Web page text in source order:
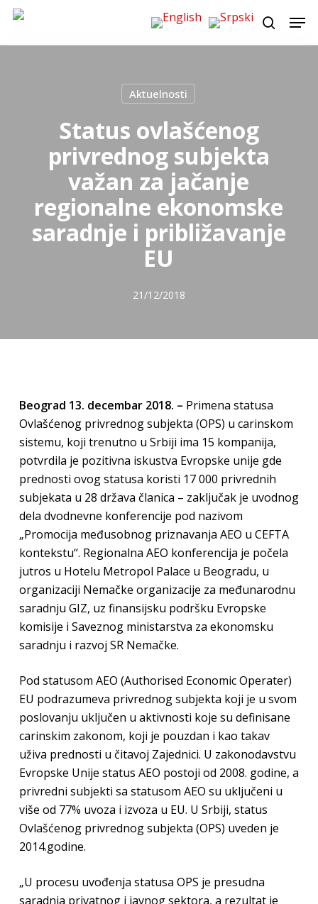
Skip
main
search
Aktuelnosti
Status ovlašćenog
privrednog subjekta
važan za jačanje
regionalne ekonomske
saradnje i približavanje
EU
21/12/2018
Beograd 13. decembar 2018. – Primena statusa
Ovlašćenog privrednog subjekta (OPS) u carinskom
sistemu, koji trenutno u Srbiji ima 15 kompanija,
potvrdila je pozitivna iskustva Evropske unije gde
prednosti ovog statusa koristi 17 000 privrednih
subjekata u 28 država članica – zaključak je uvodnog
dela dvodnevne konferencije pod nazivom
„Promocija međusobnog priznavanja AEO u CEFTA
kontekstu“. Regionalna AEO konferencija je počela
jutros u Hotelu Metropol Palace u Beogradu, u
organizaciji Nemačke organizacije za međunarodnu
saradnju GIZ, uz finansijsku podršku Evropske
komisije i Saveznog ministarstva za ekonomsku
saradnju i razvoj SR Nemačke.
Pod statusom AEO (Authorised Economic Operater)
EU podrazumeva privrednog subjekta koji je u svom
poslovanju uključen u aktivnosti koje su definisane
carinskim zakonom, koji je pouzdan i kao takav
uživa prednosti u čitavoj Zajednici. U zakonodavstvu
Evropske Unije status AEO postoji od 2008. godine, a
privredni subjekti sa statusom AEO su uključeni u
više od 77% uvoza i izvoza u EU. U Srbiji, status
Ovlašćenog privrednog subjekta (OPS) uveden je
2014.godine.
„U procesu uvođenja statusa OPS je presudna
saradnja privatnog i javnog sektora, a rezultat je